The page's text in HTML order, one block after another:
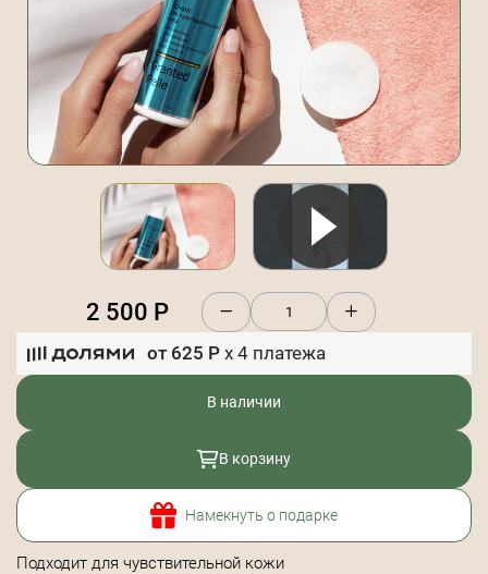
2 500 Р
от 625 Р x 4 платежа
В наличии
В корзину
Намекнуть о подарке
Подходит для чувствительной кожи